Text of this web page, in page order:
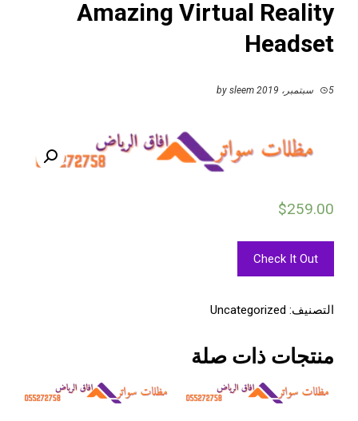
Amazing Virtual Reality
Headset
5 سبتمبر، 2019 sleem
$259.00
Check It Out
التصنيف: Uncategorized
منتجات ذات صلة